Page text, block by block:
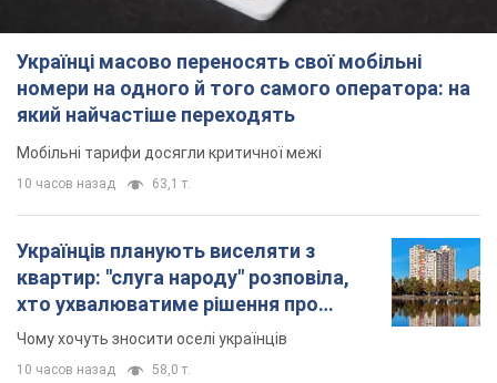
Українці масово переносять свої мобільні
номери на одного й того самого оператора: на
який найчастіше переходять
Мобільні тарифи досягли критичної межі
10 часов назад 63,1 т.
Українців планують виселяти з
квартир: "слуга народу" розповіла,
хто ухвалюватиме рішення про
знесення будинків
Чому хочуть зносити оселі українців
10 часов назад 58,0 т.